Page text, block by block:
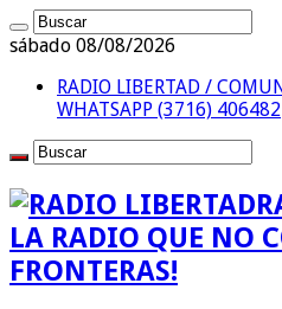
sábado 08/08/2026
RADIO LIBERTAD /
WHATSAPP (3716) 406482
LA RADIO QUE NO
FRONTERAS!